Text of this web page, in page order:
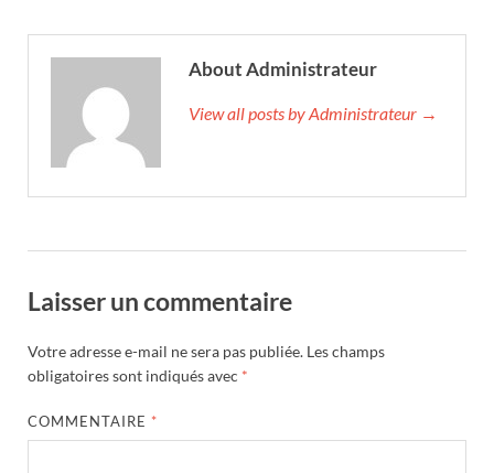
About Administrateur
View all posts by Administrateur →
Laisser un commentaire
Votre adresse e-mail ne sera pas publiée. Les champs
obligatoires sont indiqués avec *
COMMENTAIRE *